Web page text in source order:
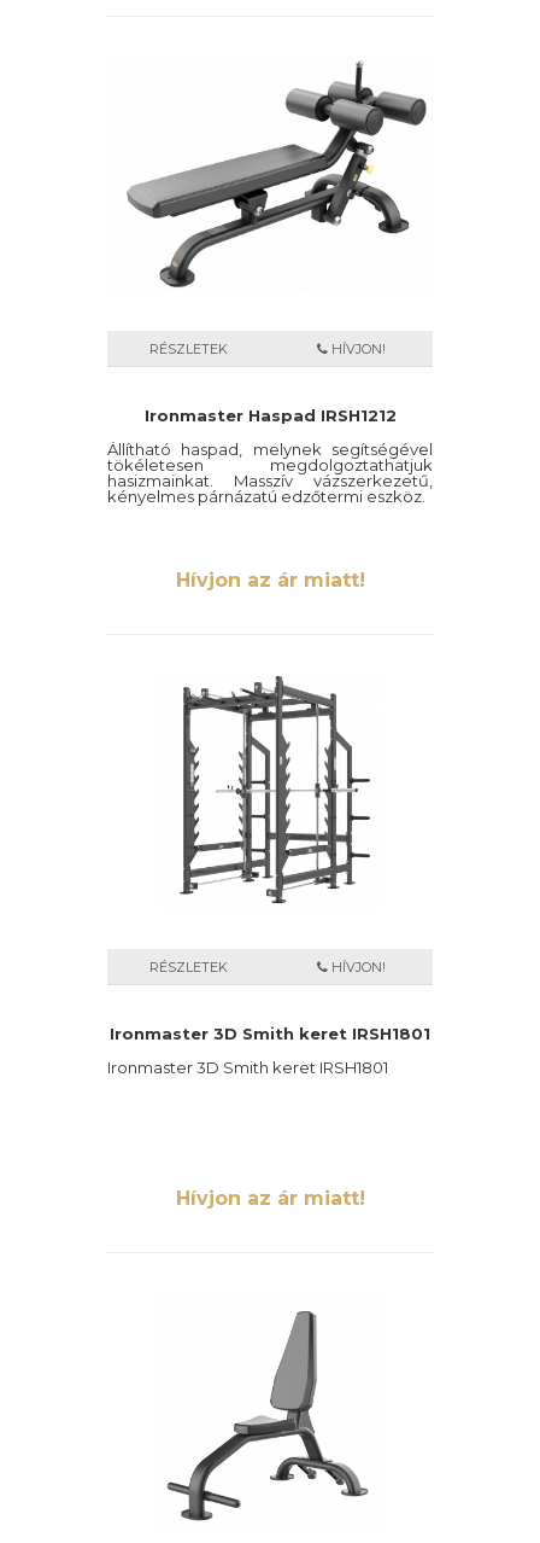
RÉSZLETEK HÍVJON!
Ironmaster Haspad IRSH1212
Állítható haspad, melynek segítségével
tökéletesen megdolgoztathatjuk
hasizmainkat. Masszív vázszerkezetű,
kényelmes párnázatú edzőtermi eszköz.
Hívjon az ár miatt!
RÉSZLETEK HÍVJON!
Ironmaster 3D Smith keret IRSH1801
Ironmaster 3D Smith keret IRSH1801
Hívjon az ár miatt!